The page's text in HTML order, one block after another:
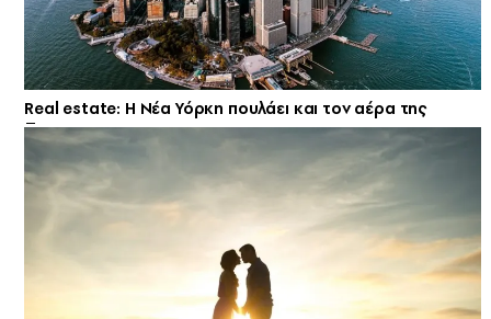
Real estate: H Νέα Υόρκη πουλάει και τον αέρα της